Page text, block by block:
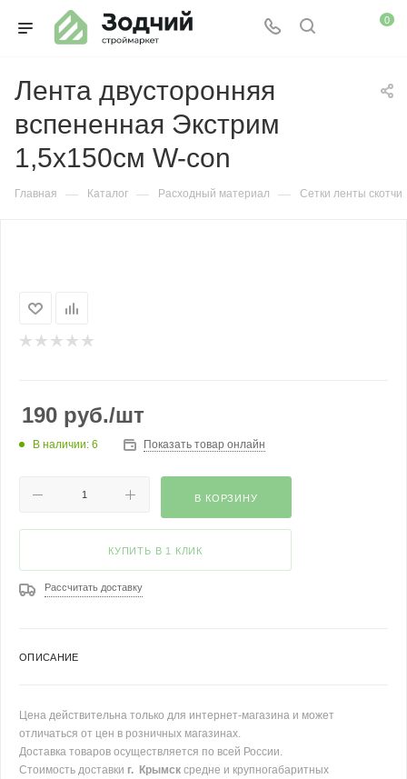
0
Лента двусторонняя
вспененная Экстрим
1,5х150см W-con
Главная — Каталог — Расходный материал — Сетки ленты скотчи
190 руб./шт
В наличии: 6 Показать товар онлайн
В КОРЗИНУ
КУПИТЬ В 1 КЛИК
Рассчитать доставку
ОПИСАНИЕ
Цена действительна только для интернет-магазина и может
отличаться от цен в розничных магазинах.
Доставка товаров осуществляется по всей России.
Стоимость доставки г. Крымск средне и крупногабаритных